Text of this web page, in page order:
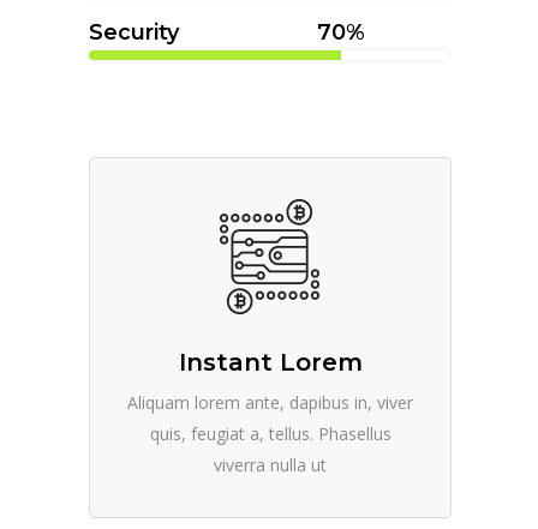
Security 70
Instant Lorem
Aliquam lorem ante, dapibus in, viver
quis, feugiat a, tellus. Phasellus
viverra nulla ut